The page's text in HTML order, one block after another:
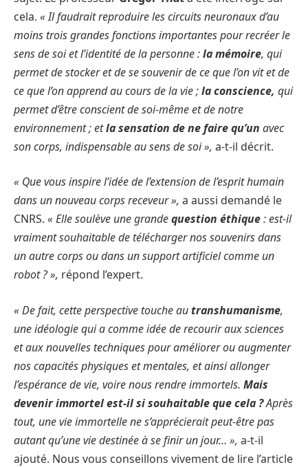
cela. « Il faudrait reproduire les circuits neuronaux d’au
moins trois grandes fonctions importantes pour recréer le
sens de soi et l’identité de la personne :la mémoire, qui
permet de stocker et de se souvenir de ce que l’on vit et de
ce que l’on apprend au cours de la vie ;la conscience, qui
permet d’être conscient de soi-même et de notre
environnement ; etla sensation de ne faire qu’un avec
son corps, indispensable au sens de soi », a-t-il décrit.
« Que vous inspire l’idée de l’extension de l’esprit humain
dans un nouveau corps receveur », a aussi demandé le
CNRS. « Elle soulève une grandequestion éthique: est-il
vraiment souhaitable de télécharger nos souvenirs dans
un autre corps ou dans un support artificiel comme un
robot ? », répond l’expert.
« De fait, cette perspective touche autranshumanisme,
une idéologie qui a comme idée de recourir aux sciences
et aux nouvelles techniques pour améliorer ou augmenter
nos capacités physiques et mentales, et ainsi allonger
l’espérance de vie, voire nous rendre immortels. Mais
devenir immortel est-il si souhaitable que cela ?Après
tout, une vie immortelle ne s’apprécierait peut-être pas
autant qu’une vie destinée à se finir un jour… », a-t-il
ajouté. Nous vous conseillons vivement de lire l’article